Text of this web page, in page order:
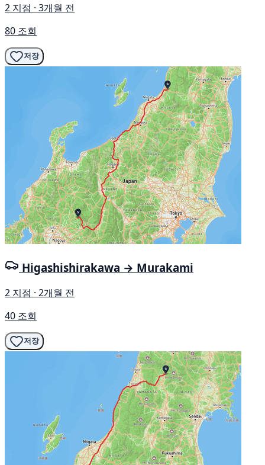
2 지점 · 3개월 전
80 조회
저장
Higashishirakawa → Murakami
2 지점 · 2개월 전
40 조회
저장